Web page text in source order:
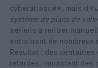
cyberattaque», mais d’«
système de plans de vols
aériens à rentrer
entraînant de nombreux
Résultat : des centaines
retardés, impactant des